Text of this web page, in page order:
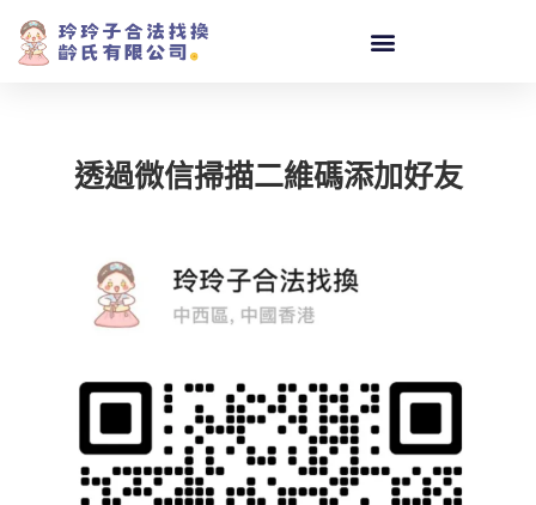
透過微信掃描二維碼添加好友